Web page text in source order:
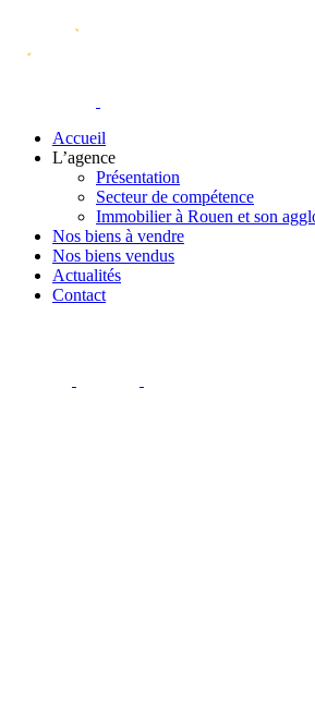
Accueil
L’agence
Présentation
Secteur de compétence
Immobilier à Rouen et son
Nos biens à vendre
Nos biens vendus
Actualités
Contact